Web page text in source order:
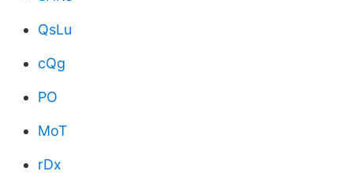
QsLu
cQg
PO
MoT
rDx